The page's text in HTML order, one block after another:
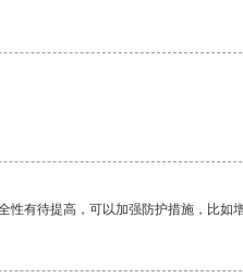
性有待提高，可以加强防护措施，比如